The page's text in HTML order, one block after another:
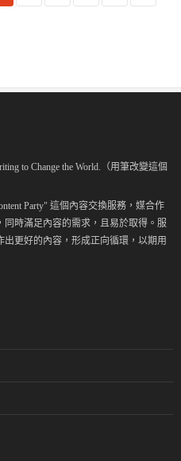
to Change the World.（用筆改變這個
Party" 這個內容交換服務，媒合作
時滿足內容的需求，且易於取得。服
更好的內容，形成正向循環，以期用